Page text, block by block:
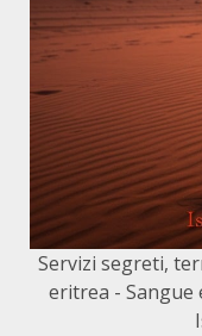
Servizi segreti,
eritrea - Sangue